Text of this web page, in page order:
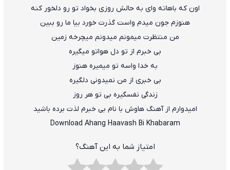
اون که باهاته وای به حالش روزی بخواد تو رو دلخور کنه
هنوزم جون میدم واست گذرت خورد بیا ما رو ببین
من منتظرت میمونم میدونم میچرخه زمین
بی خبرم از تو دل هواتو میگیره
به خدا واسه تو میمیره هنوز
بی خبری از من نمیدونی دلگیره
زندگی نفسگیره بی تو هر روز
امیدوارم از آهنگ هاوش با نام بی خبرم لذت برده باشید
Download Ahang Haavash Bi Khabaram
امتیاز شما به این آهنگ؟